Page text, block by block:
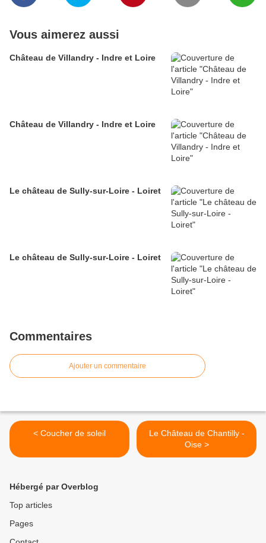
Vous aimerez aussi
Château de Villandry - Indre et Loire
Château de Villandry - Indre et Loire
Le château de Sully-sur-Loire - Loiret
Le château de Sully-sur-Loire - Loiret
Commentaires
Ajouter un commentaire
< Coucher de soleil
Le Château de Chantilly -
Oise >
Hébergé par Overblog
Top articles
Pages